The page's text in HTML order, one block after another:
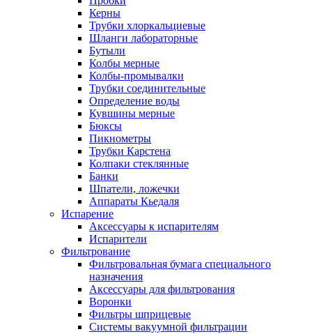
Керны
Трубки хлоркальциевые
Шланги лабораторные
Бутыли
Колбы мерные
Колбы-промывалки
Трубки соединительные
Определение воды
Кувшины мерные
Бюксы
Пикнометры
Трубки Карстена
Колпаки стеклянные
Банки
Шпатели, ложечки
Аппараты Кьедаля
Испарение
Аксессуары к испарителям
Испарители
Фильтрование
Фильтровальная бумага специального
назначения
Аксессуары для фильтрования
Воронки
Фильтры шприцевые
Системы вакуумной фильтрации